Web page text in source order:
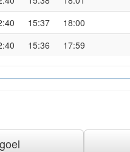
15:37 18:00
15:36 17:59